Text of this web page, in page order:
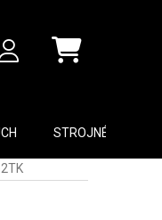
Nákupný košík
STROJNÉ